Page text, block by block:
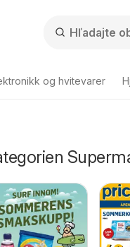
og hvitevarer